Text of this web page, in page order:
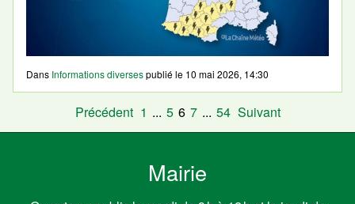
Dans Informations diversespublié le 10 mai 2026, 14:30
Précédent 1 ... 5 6 7 ... 54 Suivant
Mairie